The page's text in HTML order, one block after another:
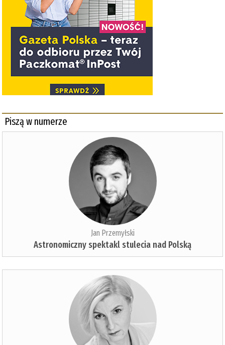
Piszą w numerze
Jan Przemyłski
Astronomiczny spektakl stulecia nad Polską